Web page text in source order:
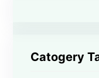
Catogery